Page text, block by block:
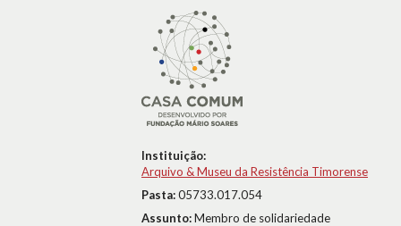
Instituição:
Arquivo & Museu da Resistência Timorense
Pasta:05733.017.054
Assunto:Membro de solidariedade